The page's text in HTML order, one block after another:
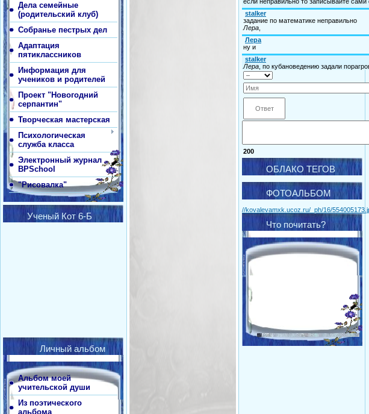
Дела семейные
(родительский клуб)
Собранье пестрых дел
Адаптация
пятиклассников
Информация для
учеников и родителей
Проект "Новогодний
серпантин"
Творческая мастерская
Психологическая
служба класса
Электронный журнал
BPSchool
"Рисовалка"
Ученый Кот 6-Б
Личный альбом
Альбом моей
учительской души
Из поэтического
альбома
200
ОБЛАКО ТЕГОВ
ФОТОАЛЬБОМ
//kovalevamxk.ucoz.ru/_ph/16/
Что почитать?